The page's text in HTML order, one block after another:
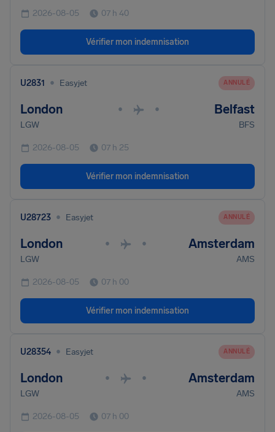
2026-08-05 07 h 40
Vérifier mon indemnisation
U2831 • Easyjet ANNULÉ
London • • Belfast
LGW BFS
2026-08-05 07 h 25
Vérifier mon indemnisation
U28723 • Easyjet ANNULÉ
London • • Amsterdam
LGW AMS
2026-08-05 07 h 00
Vérifier mon indemnisation
U28354 • Easyjet ANNULÉ
London • • Amsterdam
LGW AMS
2026-08-05 07 h 00